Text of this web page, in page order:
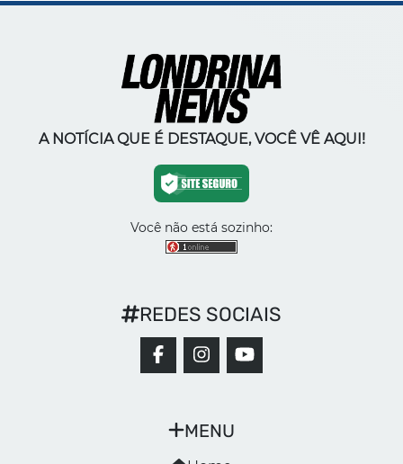
A NOTÍCIA QUE É DESTAQUE, VOCÊ VÊ AQUI!
Você não está sozinho:
MENU
REDES SOCIAIS